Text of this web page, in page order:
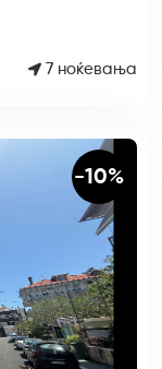
7 ноќевања
-10%